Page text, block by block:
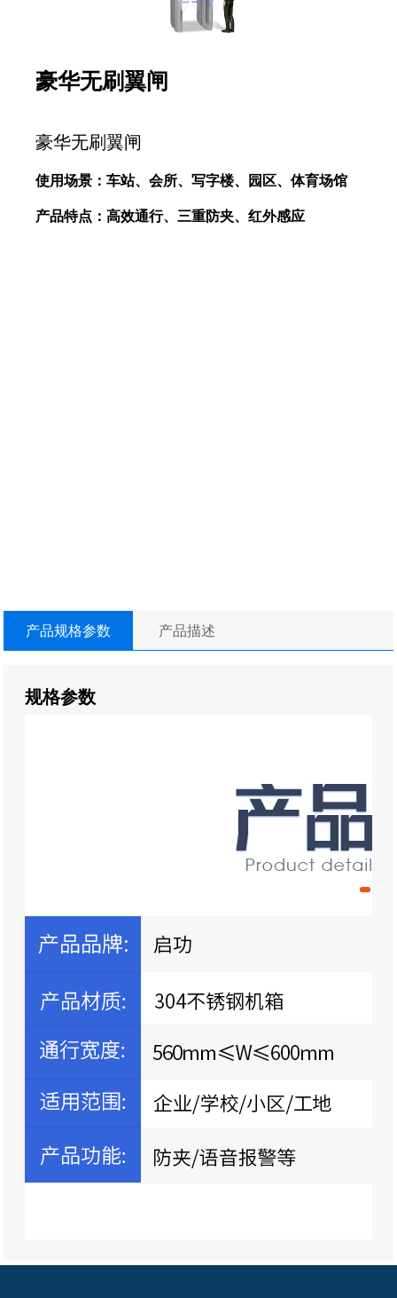
豪华无刷翼闸
豪华无刷翼闸
使用场景：车站、会所、写字楼、园区、体育场馆
产品特点：高效通行、三重防夹、红外感应
产品规格参数 产品描述
规格参数